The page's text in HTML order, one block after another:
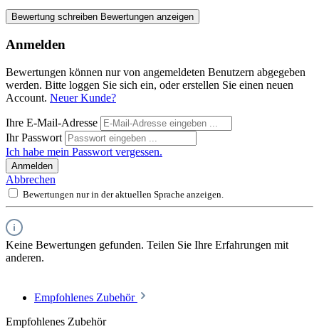
Bewertung schreiben Bewertungen anzeigen
Anmelden
Bewertungen können nur von angemeldeten Benutzern abgegeben
werden. Bitte loggen Sie sich ein, oder erstellen Sie einen neuen
Account. Neuer Kunde?
Ihre E-Mail-Adresse
Ihr Passwort
Ich habe mein Passwort vergessen.
Anmelden
Abbrechen
Bewertungen nur in der aktuellen Sprache anzeigen.
Keine Bewertungen gefunden. Teilen Sie Ihre Erfahrungen mit
anderen.
Empfohlenes Zubehör
Empfohlenes Zubehör